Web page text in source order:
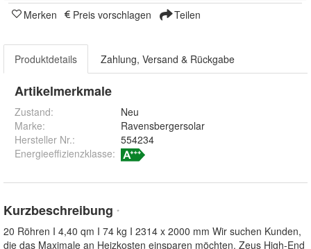
Merken
Preis vorschlagen Teilen
Produktdetails Zahlung, Versand & Rückgabe
Artikelmerkmale
Zustand:
Neu
Marke:
Ravensbergersolar
Hersteller Nr.:
554234
Energieeffizienzklasse:
Kurzbeschreibung *
20 Röhren I 4,40 qm I 74 kg I 2314 x 2000 mm Wir suchen Kunden,
die das Maximale an Heizkosten einsparen möchten. Zeus High-End